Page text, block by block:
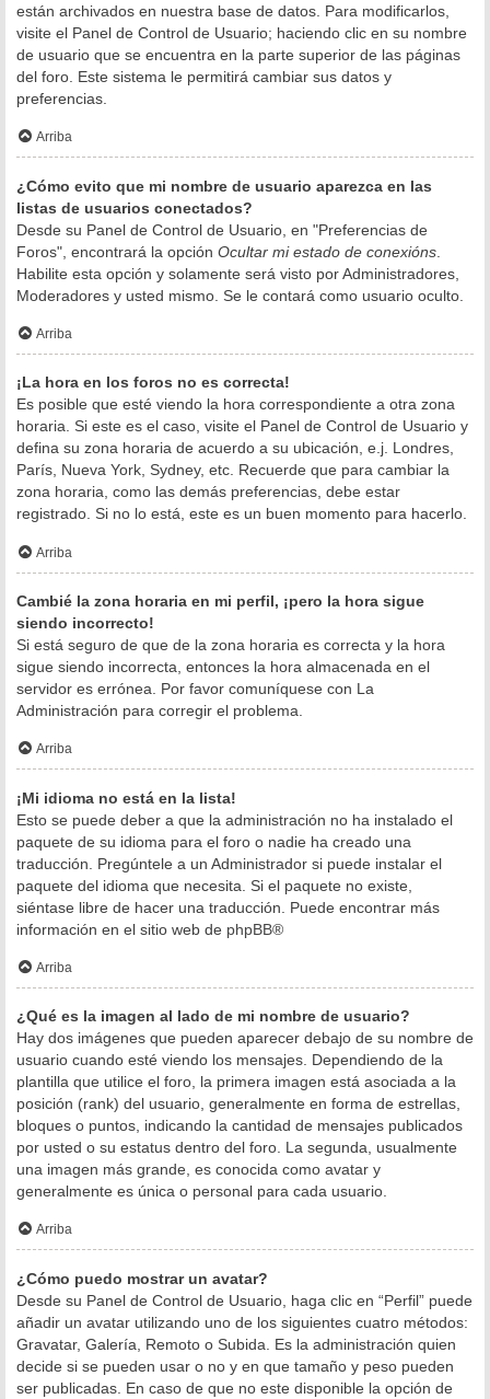
están archivados en nuestra base de datos. Para modificarlos,
visite el Panel de Control de Usuario; haciendo clic en su nombre
de usuario que se encuentra en la parte superior de las páginas
del foro. Este sistema le permitirá cambiar sus datos y
preferencias.
Arriba
¿Cómo evito que mi nombre de usuario aparezca en las
listas de usuarios conectados?
Desde su Panel de Control de Usuario, en "Preferencias de
Foros", encontrará la opción Ocultar mi estado de conexións
Habilite esta opción y solamente será visto por Administradores,
Moderadores y usted mismo. Se le contará como usuario oculto.
Arriba
¡La hora en los foros no es correcta!
Es posible que esté viendo la hora correspondiente a otra zona
horaria. Si este es el caso, visite el Panel de Control de Usuario y
defina su zona horaria de acuerdo a su ubicación, e.j. Londres,
París, Nueva York, Sydney, etc. Recuerde que para cambiar la
zona horaria, como las demás preferencias, debe estar
registrado. Si no lo está, este es un buen momento para hacerlo.
Arriba
Cambié la zona horaria en mi perfil, ¡pero la hora sigue
siendo incorrecto!
Si está seguro de que de la zona horaria es correcta y la hora
sigue siendo incorrecta, entonces la hora almacenada en el
servidor es errónea. Por favor comuníquese con La
Administración para corregir el problema.
Arriba
¡Mi idioma no está en la lista!
Esto se puede deber a que la administración no ha instalado el
paquete de su idioma para el foro o nadie ha creado una
traducción. Pregúntele a un Administrador si puede instalar el
paquete del idioma que necesita. Si el paquete no existe,
siéntase libre de hacer una traducción. Puede encontrar más
información en el sitio web de phpBB®
Arriba
¿Qué es la imagen al lado de mi nombre de usuario?
Hay dos imágenes que pueden aparecer debajo de su nombre de
usuario cuando esté viendo los mensajes. Dependiendo de la
plantilla que utilice el foro, la primera imagen está asociada a la
posición (rank) del usuario, generalmente en forma de estrellas,
bloques o puntos, indicando la cantidad de mensajes publicados
por usted o su estatus dentro del foro. La segunda, usualmente
una imagen más grande, es conocida como avatar y
generalmente es única o personal para cada usuario.
Arriba
¿Cómo puedo mostrar un avatar?
Desde su Panel de Control de Usuario, haga clic en “Perfil” puede
añadir un avatar utilizando uno de los siguientes cuatro métodos:
Gravatar, Galería, Remoto o Subida. Es la administración quien
decide si se pueden usar o no y en que tamaño y peso pueden
ser publicadas. En caso de que no este disponible la opción de